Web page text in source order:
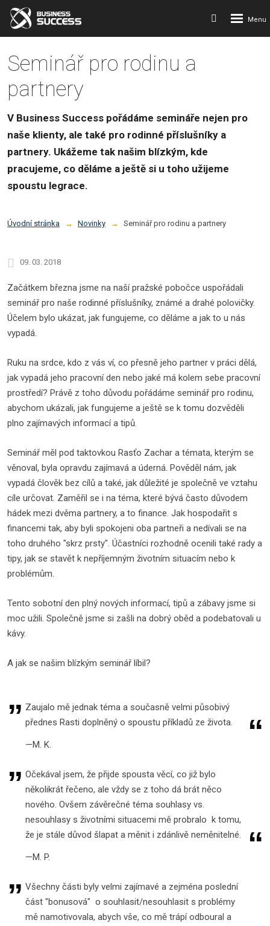
Vyhledávání
Rozbalení
Seminář pro rodinu a
partnery
V Business Success pořádáme semináře nejen pro
naše klienty, ale také pro rodinné příslušníky a
partnery. Ukážeme tak našim blízkým, kde
pracujeme, co děláme a ještě si u toho užijeme
spoustu legrace.
Úvodní stránka Novinky Seminář pro rodinu a partnery
09. 03. 2018
Začátkem března jsme na naší pražské pobočce uspořádali
seminář pro naše rodinné příslušníky, známé a drahé polovičky.
Účelem bylo ukázat, jak fungujeme, co děláme a jak to u nás
vypadá.
Ruku na srdce, kdo z vás ví, co přesně jeho partner v práci dělá,
jak vypadá jeho pracovní den nebo jaké má kolem sebe pracovní
prostředí? Právě z toho důvodu pořádáme seminář pro rodinu,
abychom ukázali, jak fungujeme a ještě se k tomu dozvěděli
plno zajímavých informací a tipů.
Seminář měl pod taktovkou Rasťo Zachar a témata, kterým se
věnoval, byla opravdu zajímavá a úderná. Pověděl nám, jak
vypadá člověk bez cílů a také, jak důležité je společně ve vztahu
cíle určovat. Zaměřil se i na téma, které bývá často důvodem
hádek mezi dvěma partnery, a to finance. Jak hospodařit s
financemi tak, aby byli spokojeni oba partneři a nedívali se na
toho druhého "skrz prsty". Účastníci rozhodně ocenili také rady a
tipy, jak se stavět k nepříjemným životním situacím nebo k
problémům.
Tento sobotní den plný nových informací, tipů a zábavy jsme si
moc užili. Společně jsme si zašli na dobrý oběd a podebatovali u
kávy.
A jak se našim blízkým seminář líbil?
Zaujalo mě jednak téma a současně velmi působivý
přednes Rasti doplněný o spoustu příkladů ze života.
M. K.
Očekával jsem, že přijde spousta věcí, co již bylo
několikrát řečeno, ale vždy se z toho dá brát něco
nového. Ovšem závěrečné téma souhlasy vs.
nesouhlasy s životními situacemi mě probralo k tomu,
že je stále důvod šlapat a měnit i zdánlivě neměnitelné.
M. P.
Všechny části byly velmi zajímavé a zejména poslední
část "bonusová" o souhlasit/nesouhlasit s problémy
mě namotivovala, abych vše, co mě trápí odboural a